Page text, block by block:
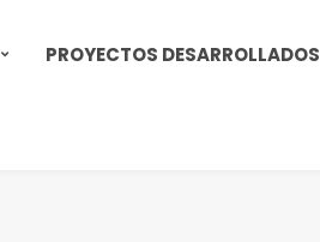
PROYECTOS DESARROLLADOS